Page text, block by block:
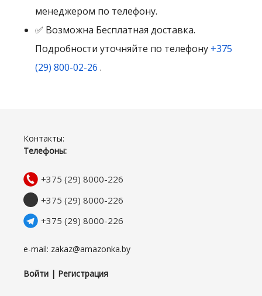
менеджером по телефону.
✅ Возможна Бесплатная доставка.
Подробности уточняйте по телефону +375
(29) 800-02-26 .
Контакты:
Телефоны:
+375 (29) 8000-226
+375 (29) 8000-226
+375 (29) 8000-226
e-mail: zakaz@amazonka.by
Войти | Регистрация